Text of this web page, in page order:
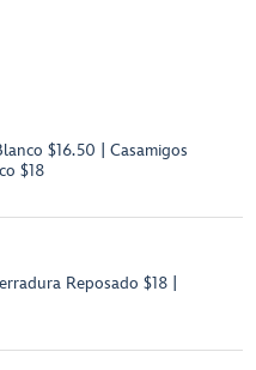
$16.50 | Casamigos
$18
Reposado $18 |